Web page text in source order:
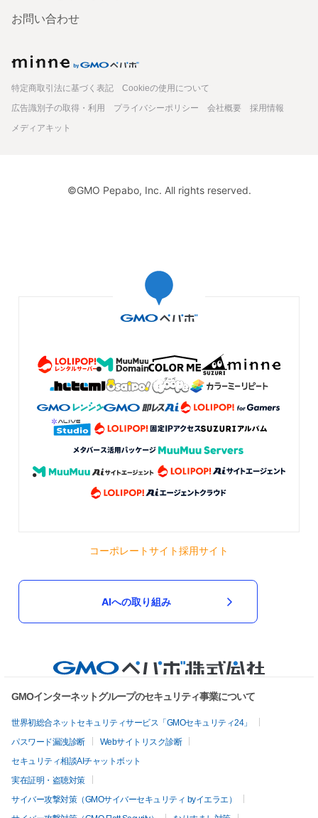
お問い合わせ
特定商取引法に基づく表記
Cookieの使用について
広告識別子の取得・利用
プライバシーポリシー 会社概要
採用情報
メディアキット
©GMO Pepabo, Inc. All rights reserved.
コーポレートサイト採用サイト
AIへの取り組み
GMOインターネットグループのセキュリティ事業について
世界初総合ネットセキュリティサービス「GMOセキュリティ24」
パスワード漏洩診断
Webサイトリスク診断
セキュリティ相談AIチャットボット
実在証明・盗聴対策
サイバー攻撃対策（GMOサイバーセキュリティ byイエラエ）